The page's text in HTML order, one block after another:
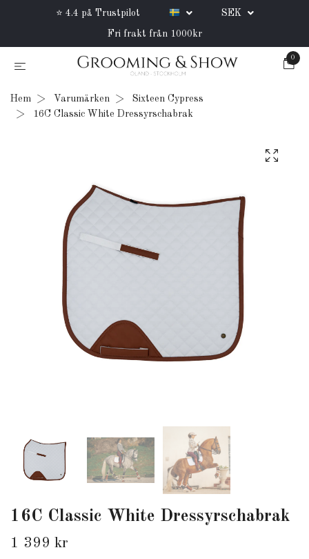
⭐ 4.4 på Trustpilot SEK
Fri frakt från 1000kr
0
Hem Varumärken
Sixteen Cypress
16C Classic White Dressyrschabrak
16C Classic White Dressyrschabrak
1 399 kr